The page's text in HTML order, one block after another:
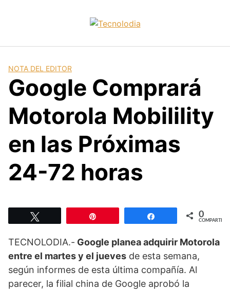
NOTA DEL EDITOR
Google Comprará
Motorola Mobilility
en las Próximas
24-72 horas
Compartir 0
COMPARTIR
TECNOLODIA.- Google planea adquirir Motorola
entre el martes y el jueves de esta semana,
según informes de esta última compañía. Al
parecer, la filial china de Google aprobó la